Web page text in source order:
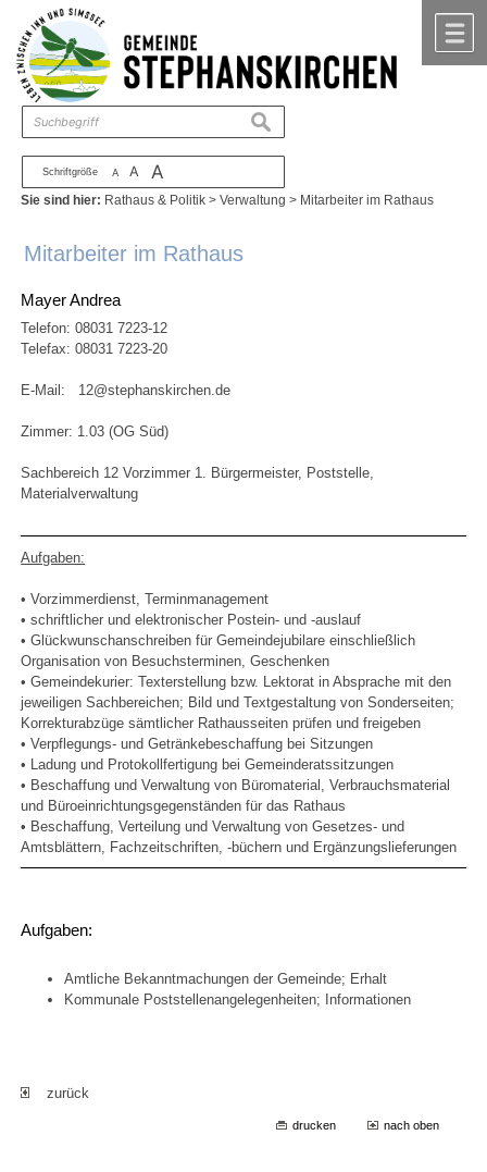
Zum Inhalt ,zur Navigation
Schriftgröße A A A
suchen
Sie sind hier: Rathaus & Politik >Verwaltung > Mitarbeiter im Rathaus
Mitarbeiter im Rathaus
Mayer Andrea
Telefon:08031 7223-12
Telefax: 08031 7223-20
E-Mail: 12@stephanskirchen.de
Zimmer: 1.03 (OG Süd)
Sachbereich 12 Vorzimmer 1. Bürgermeister, Poststelle,
Materialverwaltung
Aufgaben:
• Vorzimmerdienst, Terminmanagement
• schriftlicher und elektronischer Postein- und -auslauf
• Glückwunschanschreiben für Gemeindejubilare einschließlich
Organisation von Besuchsterminen, Geschenken
• Gemeindekurier: Texterstellung bzw. Lektorat in Absprache mit den
jeweiligen Sachbereichen; Bild und Textgestaltung von Sonderseiten;
Korrekturabzüge sämtlicher Rathausseiten prüfen und freigeben
• Verpflegungs- und Getränkebeschaffung bei Sitzungen
• Ladung und Protokollfertigung bei Gemeinderatssitzungen
• Beschaffung und Verwaltung von Büromaterial, Verbrauchsmaterial
und Büroeinrichtungsgegenständen für das Rathaus
• Beschaffung, Verteilung und Verwaltung von Gesetzes- und
Amtsblättern, Fachzeitschriften, -büchern und Ergänzungslieferungen
Aufgaben:
Amtliche Bekanntmachungen der Gemeinde; Erhalt
Kommunale Poststellenangelegenheiten; Informationen
zurück
drucken nach oben